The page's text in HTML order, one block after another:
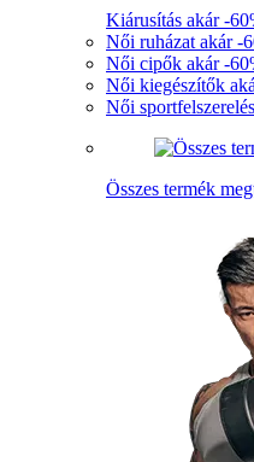
Kiárusítás akár -
Női ruházat akár -
Női cipők akár -
Női kiegészítők
Női
Összes termék